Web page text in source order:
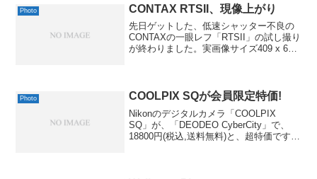
黒井健絵本ハ...
Photo CONTAX RTSII、現像上がり
先日ゲットした、低速シャッター不良の
CONTAXの一眼レフ「RTSII」の試し撮り
が終わりました。実画像サイズ409 x 640
Photo COOLPIX SQが会員限定特価!
Nikonのデジタルカメラ「COOLPIX
SQ」が、「DEODEO CyberCity」で、
18800円(税込,送料無料)と、超特価です。